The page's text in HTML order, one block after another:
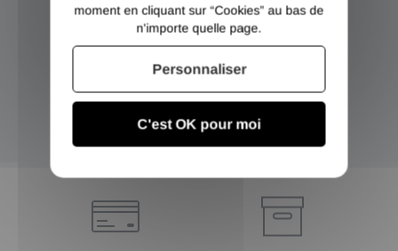
NEWSLETTER
Inscrivez-vous et recevez nos bons plans
moment en cliquant sur “Cookies” au bas de
n'importe quelle page.
C'est OK pour moi
Personnaliser